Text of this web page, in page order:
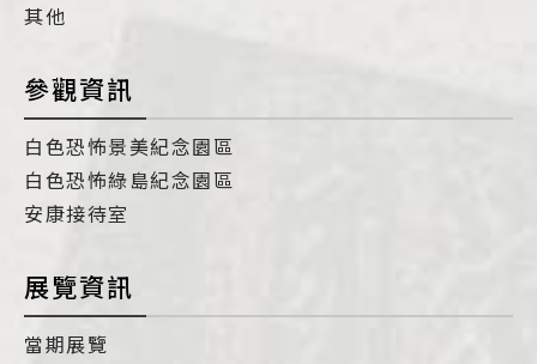
其他
參觀資訊
白色恐怖景美紀念園區
白色恐怖綠島紀念園區
安康接待室
展覽資訊
當期展覽